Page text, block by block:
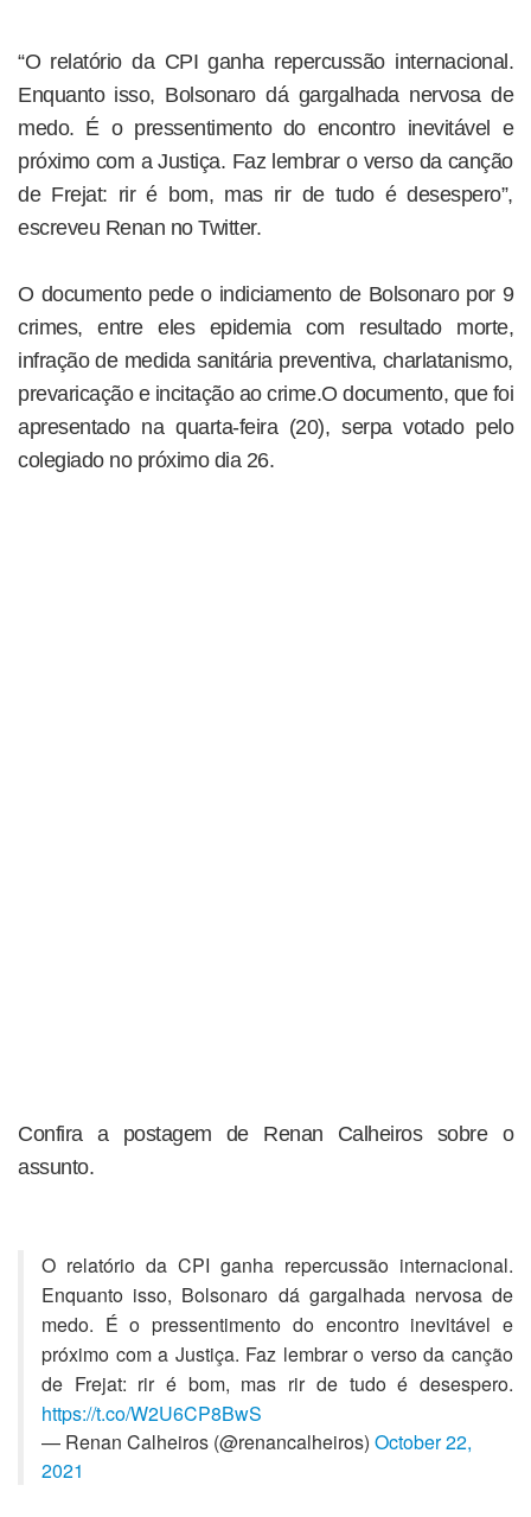
“O relatório da CPI ganha repercussão internacional.
Enquanto isso, Bolsonaro dá gargalhada nervosa de
medo. É o pressentimento do encontro inevitável e
próximo com a Justiça. Faz lembrar o verso da canção
de Frejat: rir é bom, mas rir de tudo é desespero”,
escreveu Renan no Twitter.
O documento pede o indiciamento de Bolsonaro por 9
crimes, entre eles epidemia com resultado morte,
infração de medida sanitária preventiva, charlatanismo,
prevaricação e incitação ao crime.O documento, que foi
apresentado na quarta-feira (20), serpa votado pelo
colegiado no próximo dia 26.
Confira a postagem de Renan Calheiros sobre o
assunto.
O relatório da CPI ganha repercussão internacional.
Enquanto isso, Bolsonaro dá gargalhada nervosa de
medo. É o pressentimento do encontro inevitável e
próximo com a Justiça. Faz lembrar o verso da canção
de Frejat: rir é bom, mas rir de tudo é desespero.
https://t.co/W2U6CP8BwS
— Renan Calheiros (@renancalheiros) October 22,
2021